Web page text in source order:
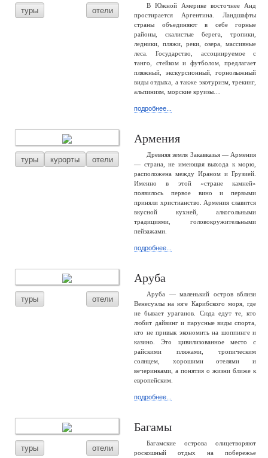
туры отели
В Южной Америке восточнее Анд
простирается Аргентина. Ландшафты
страны объединяют в себе горные
районы, скалистые берега, тропики,
ледники, пляжи, реки, озера, массивные
леса. Государство, ассоциируемое с
танго, стейком и футболом, предлагает
пляжный, экскурсионный, горнолыжный
виды отдыха, а также экотуризм, трекинг,
альпинизм, морские круизы…
подробнее...
туры курорты отели
Армения
Древняя земля Закавказья — Армения
— страна, не имеющая выхода к морю,
расположена между Ираном и Грузией.
Именно в этой «стране камней»
появилось первое вино и первыми
приняли христианство. Армения славится
вкусной кухней, алкогольными
традициями, головокружительными
пейзажами.
подробнее...
туры отели
Аруба
Аруба — маленький остров вблизи
Венесуэлы на юге Карибского моря, где
не бывает ураганов. Сюда едут те, кто
любит дайвинг и парусные виды спорта,
кто не привык экономить на шоппинге и
казино. Это цивилизованное место с
райскими пляжами, тропическим
солнцем, хорошими отелями и
вечеринками, а понятия о жизни ближе к
европейским.
подробнее...
туры отели
Багамы
Багамские острова олицетворяют
роскошный отдых на побережье